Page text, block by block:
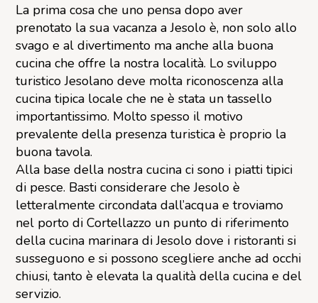
La prima cosa che uno pensa dopo aver
prenotato la sua vacanza a Jesolo è, non solo allo
svago e al divertimento ma anche alla buona
cucina che offre la nostra località. Lo sviluppo
turistico Jesolano deve molta riconoscenza alla
cucina tipica locale che ne è stata un tassello
importantissimo. Molto spesso il motivo
prevalente della presenza turistica è proprio la
buona tavola.
Alla base della nostra cucina ci sono i piatti tipici
di pesce. Basti considerare che Jesolo è
letteralmente circondata dall’acqua e troviamo
nel porto di Cortellazzo un punto di riferimento
della cucina marinara di Jesolo dove i ristoranti si
susseguono e si possono scegliere anche ad occhi
chiusi, tanto è elevata la qualità della cucina e del
servizio.